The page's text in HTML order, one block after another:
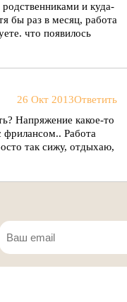
и куда-
бы раз в месяц, работа
что появилось
26 Окт 2013Ответить
Напряжение какое-то
фрилансом.. Работа
так сижу, отдыхаю,